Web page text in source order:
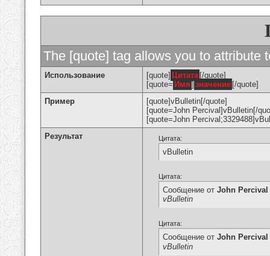
The [quote] tag allows you to attribute
Использование [quote] Цитата [/quote]
[quote= Имя ] значение [/quote]
Пример
[quote]vBulletin[/quote]
[quote=John Percival]vBulletin[/
[quote=John
Результат
Цитата:
vBulletin
Цитата:
Сообщение от John Percival
vBulletin
Цитата:
Сообщение от John Percival
vBulletin